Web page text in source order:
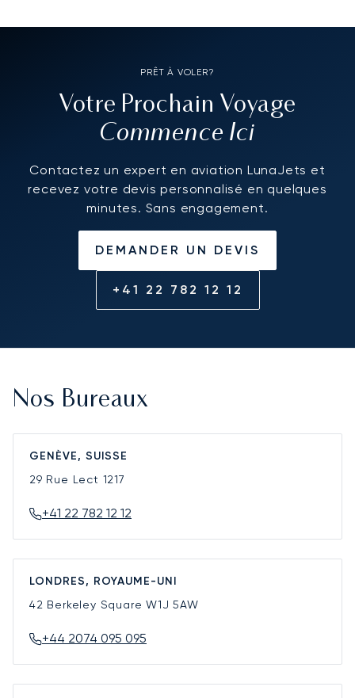
PRÊT À VOLER?
Votre Prochain Voyage
Commence Ici
Contactez un expert en aviation LunaJets et
recevez votre devis personnalisé en quelques
minutes. Sans engagement.
DEMANDER UN DEVIS
+41 22 782 12 12
Nos Bureaux
GENÈVE, SUISSE
29 Rue Lect 1217
+41 22 782 12 12
LONDRES, ROYAUME-UNI
42 Berkeley SquareW1J 5AW
+44 2074 095 095